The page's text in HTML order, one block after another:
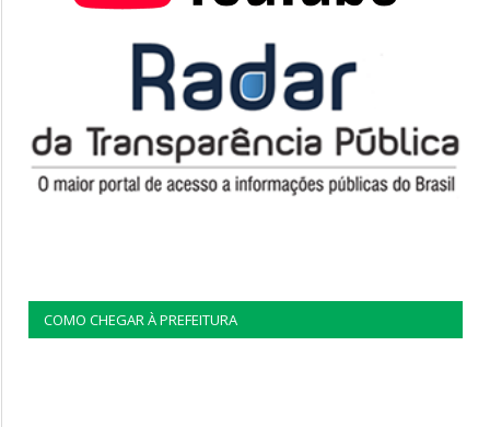
COMO CHEGAR À PREFEITURA